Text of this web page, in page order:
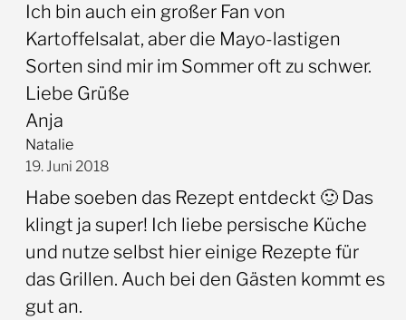
Ich bin auch ein großer Fan von
Kartoffelsalat, aber die Mayo-lastigen
Sorten sind mir im Sommer oft zu schwer.
Liebe Grüße
Anja
Natalie
19. Juni 2018
Habe soeben das Rezept entdeckt 🙂 Das
klingt ja super! Ich liebe persische Küche
und nutze selbst hier einige Rezepte für
das Grillen. Auch bei den Gästen kommt es
gut an.